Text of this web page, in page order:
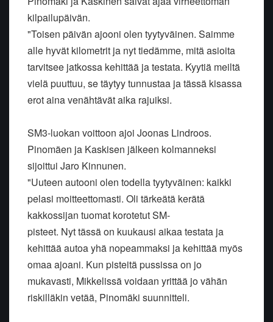
kilpailupäivän.
"Toisen päivän ajooni olen tyytyväinen. Saimme
alle hyvät kilometrit ja nyt tiedämme, mitä asioita
tarvitsee jatkossa kehittää ja testata. Kyytiä meiltä
vielä puuttuu, se täytyy tunnustaa ja tässä kisassa
erot aina venähtävät aika rajuiksi.
SM3-luokan voittoon ajoi Joonas Lindroos.
Pinomäen ja Kaskisen jälkeen kolmanneksi
sijoittui Jaro Kinnunen.
"Uuteen autooni olen todella tyytyväinen: kaikki
pelasi moitteettomasti. Oli tärkeätä kerätä
kakkossijan tuomat korotetut SM-
pisteet. Nyt tässä on kuukausi aikaa testata ja
kehittää autoa yhä nopeammaksi ja kehittää myös
omaa ajoani. Kun pisteitä pussissa on jo
mukavasti, Mikkelissä voidaan yrittää jo vähän
riskilläkin vetää, Pinomäki suunnitteli.